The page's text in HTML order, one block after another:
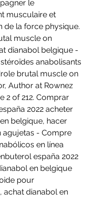
le
musculaire et
de la force physique.
muscle on
dianabol belgique -
anabolisants
brutal muscle on
Author at Rownez
2 of 212. Comprar
2022 acheter
belgique, hacer
agujetas - Compre
en línea
españa 2022
en belgique
pour
achat dianabol en